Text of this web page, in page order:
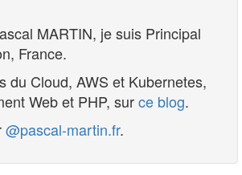
MARTIN, je suis Principal
, France.
du Cloud, AWS et Kubernetes,
Web et PHP, surce blog.
@pascal-martin.fr.